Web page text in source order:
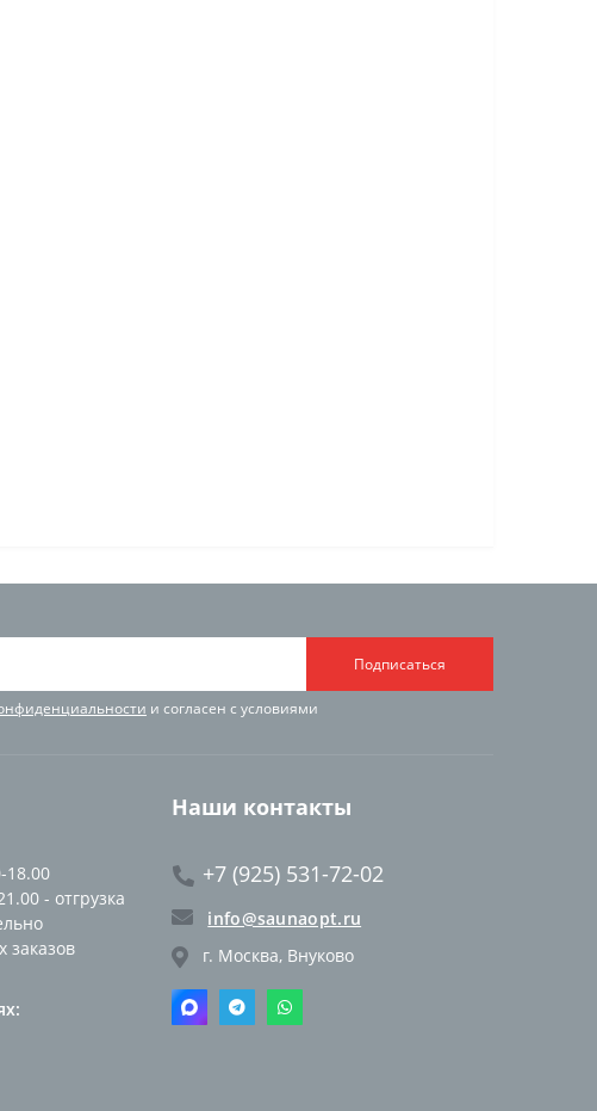
Подписаться
и согласен с условиями
18.00
- отгрузка
заказов
Наши контакты
+7 (925) 531-72-02
info@saunaopt.ru
г. Москва, Внуково